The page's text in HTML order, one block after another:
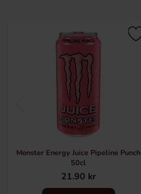
Monster Energy Juice Pipeline Punch
50cl
21.90 kr